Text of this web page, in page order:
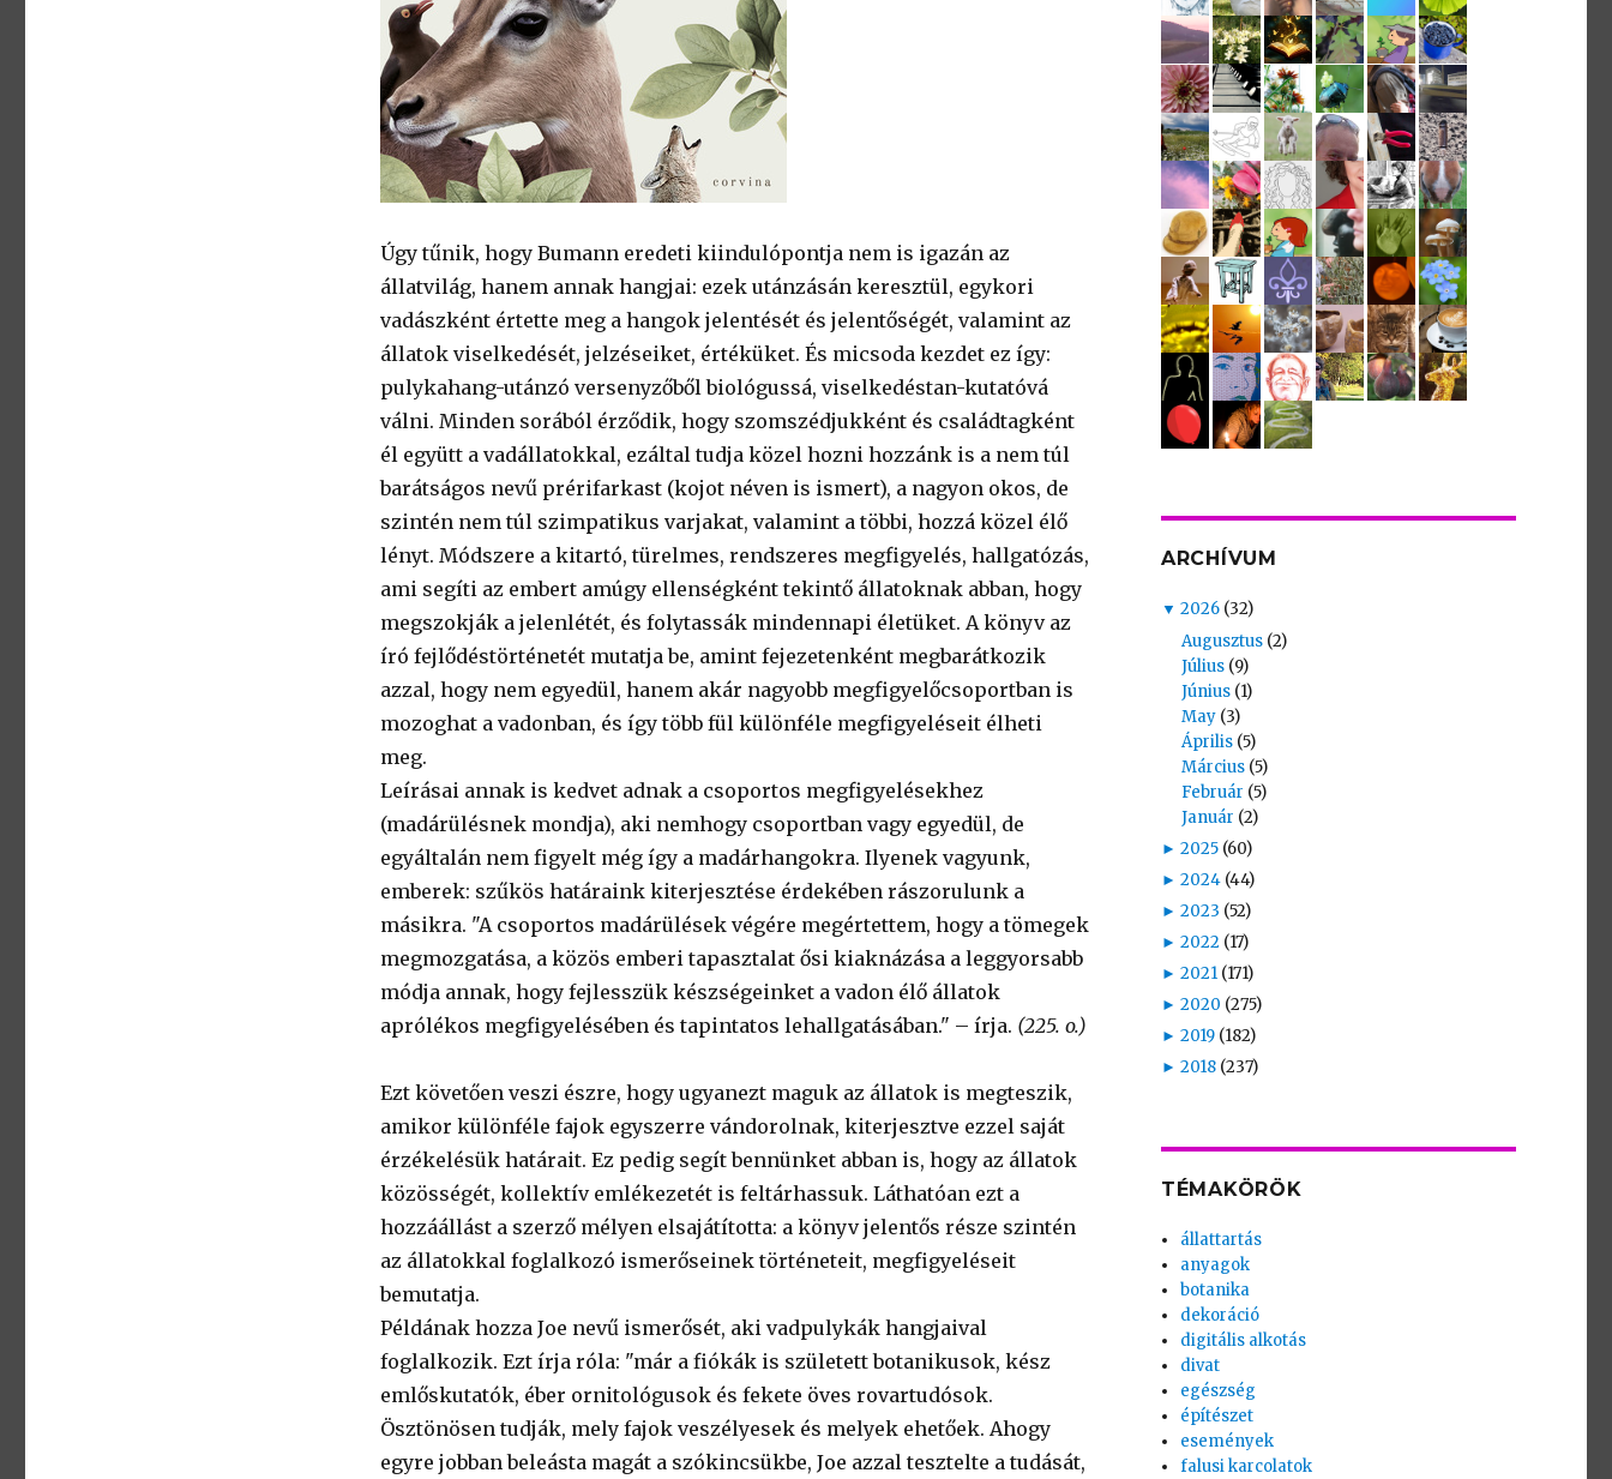
Úgy tűnik, hogy Bumann eredeti kiindulópontja nem is igazán az
állatvilág, hanem annak hangjai: ezek utánzásán keresztül, egykori
vadászként értette meg a hangok jelentését és jelentőségét, valamint az
állatok viselkedését, jelzéseiket, értéküket. És micsoda kezdet ez így:
pulykahang-utánzó versenyzőből biológussá, viselkedéstan-kutatóvá
válni. Minden sorából érződik, hogy szomszédjukként és családtagként
él együtt a vadállatokkal, ezáltal tudja közel hozni hozzánk is a nem túl
barátságos nevű prérifarkast (kojot néven is ismert), a nagyon okos, de
szintén nem túl szimpatikus varjakat, valamint a többi, hozzá közel élő
lényt. Módszere a kitartó, türelmes, rendszeres megfigyelés, hallgatózás,
ami segíti az embert amúgy ellenségként tekintő állatoknak abban, hogy
megszokják a jelenlétét, és folytassák mindennapi életüket. A könyv az
író fejlődéstörténetét mutatja be, amint fejezetenként megbarátkozik
azzal, hogy nem egyedül, hanem akár nagyobb megfigyelőcsoportban is
mozoghat a vadonban, és így több fül különféle megfigyeléseit élheti
meg.
Leírásai annak is kedvet adnak a csoportos megfigyelésekhez
(madárülésnek mondja), aki nemhogy csoportban vagy egyedül, de
egyáltalán nem figyelt még így a madárhangokra. Ilyenek vagyunk,
emberek: szűkös határaink kiterjesztése érdekében rászorulunk a
másikra. "A csoportos madárülések végére megértettem, hogy a tömegek
megmozgatása, a közös emberi tapasztalat ősi kiaknázása a leggyorsabb
módja annak, hogy fejlesszük készségeinket a vadon élő állatok
aprólékos megfigyelésében és tapintatos lehallgatásában." – írja. (225. o.)
Ezt követően veszi észre, hogy ugyanezt maguk az állatok is megteszik,
amikor különféle fajok egyszerre vándorolnak, kiterjesztve ezzel saját
érzékelésük határait. Ez pedig segít bennünket abban is, hogy az állatok
közösségét, kollektív emlékezetét is feltárhassuk. Láthatóan ezt a
hozzáállást a szerző mélyen elsajátította: a könyv jelentős része szintén
az állatokkal foglalkozó ismerőseinek történeteit, megfigyeléseit
bemutatja.
Példának hozza Joe nevű ismerősét, aki vadpulykák hangjaival
foglalkozik. Ezt írja róla: "már a fiókák is született botanikusok, kész
emlőskutatók, éber ornitológusok és fekete öves rovartudósok.
Ösztönösen tudják, mely fajok veszélyesek és melyek ehetőek. Ahogy
egyre jobban beleásta magát a szókincsükbe, Joe azzal tesztelte a tudását,
ARCHÍVUM
▼ 2026 (32)
Augusztus (2)
Július (9)
Június (1)
May (3)
Április (5)
Március (5)
Február (5)
Január (2)
► 2025 (60)
► 2024 (44)
► 2023 (52)
► 2022 (17)
► 2021 (171)
► 2020 (275)
► 2019 (182)
► 2018 (237)
TÉMAKÖRÖK
állattartás
anyagok
botanika
dekoráció
digitális alkotás
divat
egészség
építészet
események
falusi karcolatok